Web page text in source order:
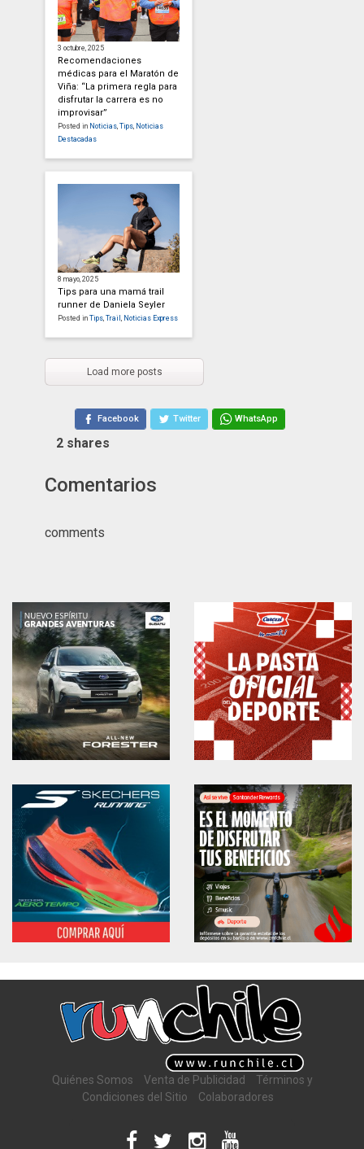
3 octubre, 2025
Recomendaciones
médicas para el Maratón de
Viña: “La primera regla para
disfrutar la carrera es no
improvisar”
Posted in Noticias Tips Noticias
Destacadas
8 mayo, 2025
Tips para una mamá trail
runner de Daniela Seyler
Posted in Tips Trail Noticias Express
Load more posts
Facebook Twitter WhatsApp
2 shares
Comentarios
comments
Quiénes Somos Venta de Publicidad
Términos y
Condiciones del Sitio
Colaboradores